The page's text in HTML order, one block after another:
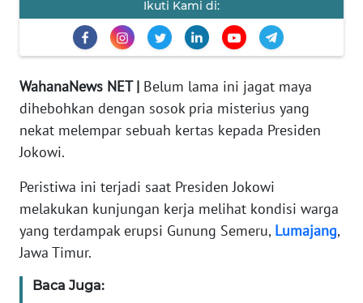
Ikuti Kami di:
WahanaNews NET | Belum lama ini jagat maya
dihebohkan dengan sosok pria misterius yang
nekat melempar sebuah kertas kepada Presiden
Jokowi.
Peristiwa ini terjadi saat Presiden Jokowi
melakukan kunjungan kerja melihat kondisi warga
yang terdampak erupsi Gunung Semeru, Lumajang,
Jawa Timur.
Baca Juga:
PEDOMAN
MEDIA
KARIR
DISCLAIMER
Wahana